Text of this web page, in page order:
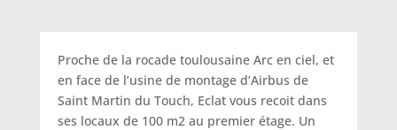
Proche de la rocade toulousaine Arc en ciel, et
en face de l’usine de montage d’Airbus de
Saint Martin du Touch, Eclat vous recoit dans
ses locaux de 100 m2 au premier étage. Un